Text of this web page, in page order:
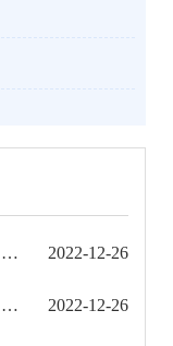
红河州人民政府关于印发红河州推进财政治理体系和治理能力现代化实施方案的通知 2022-12-26
红河州人民政府关于印发红河州“十四五”节能减排综合工作实施方案的通知 2022-12-26